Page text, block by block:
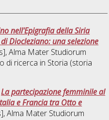
nell'Epigrafia della Siria
Diocleziano: una selezione
Alma Mater Studiorum
di ricerca in Storia (storia
La partecipazione femminile al
e Francia tra Otto e
Alma Mater Studiorum